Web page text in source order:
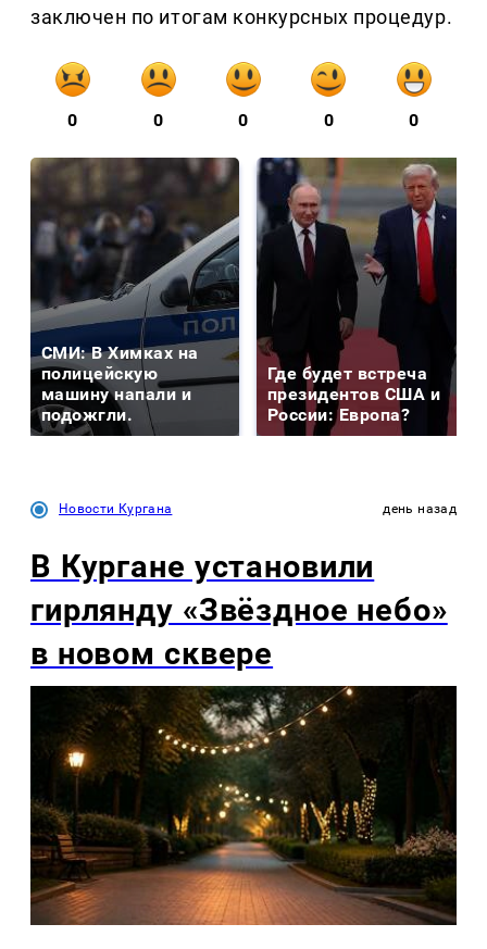
заключен по итогам конкурсных процедур.
0 0 0 0 0
СМИ: В Химках на
полицейскую
машину напали и
подожгли.
Где будет встреча
президентов США и
России: Европа?
Новости Кургана день назад
В Кургане установили
гирлянду «Звёздное небо»
в новом сквере